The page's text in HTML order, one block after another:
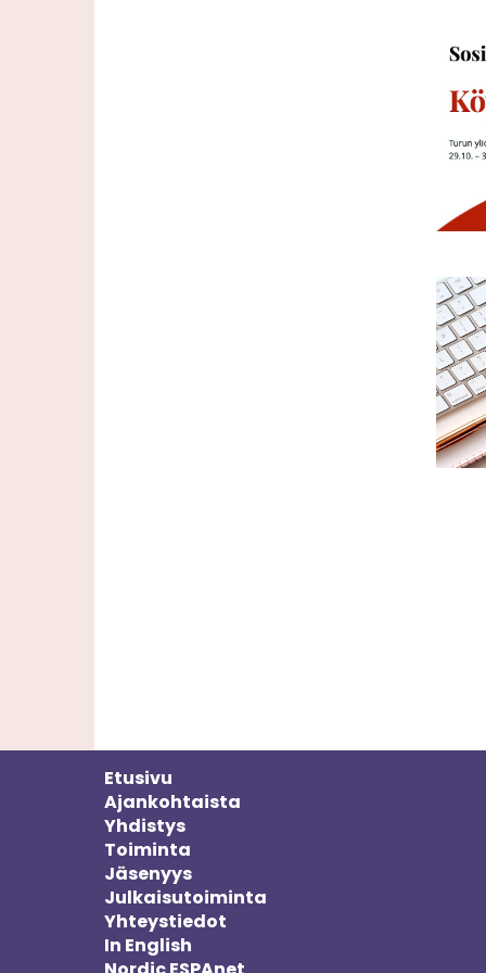
Etusivu
Ajankohtaista
Yhdistys
Toiminta
Jäsenyys
Julkaisutoiminta
Yhteystiedot
In English